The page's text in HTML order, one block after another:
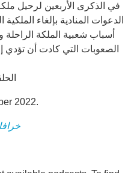
في الذكرى الأربعين لرحيل
الدعوات المنادية بإلغاء
أسباب شعبية الملكة
الصعوبات التي كادت أن تؤدي
2022.